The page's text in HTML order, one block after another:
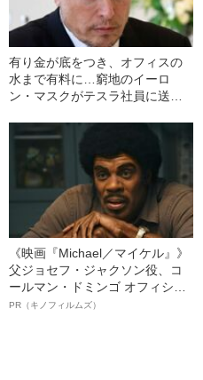
有り金が底をつき、オフィスの
水まで有料に…窮地のイーロ
ン・マスクがテスラ社員に送っ
《映画『Michael／マイケル』》
父ジョセフ・ジャクソン役、コ
ールマン・ドミンゴ オフィシャ
ルインタビュー“観客を魅了した
PR（キノフィルムズ）